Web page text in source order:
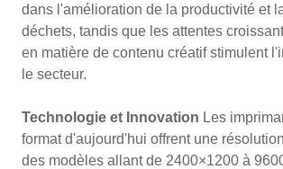
dans l'amélioration de la productivité et
déchets, tandis que les attentes
en matière de contenu créatif stimulent
le secteur.
Technologie et Innovation Les
format d'aujourd'hui offrent une
des modèles allant de 2400×1200 à